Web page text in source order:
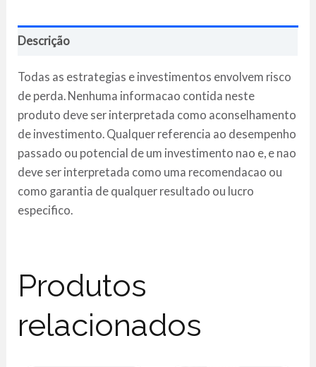
Descrição
Todas as estrategias e investimentos envolvem risco
de perda. Nenhuma informacao contida neste
produto deve ser interpretada como aconselhamento
de investimento. Qualquer referencia ao desempenho
passado ou potencial de um investimento nao e, e nao
deve ser interpretada como uma recomendacao ou
como garantia de qualquer resultado ou lucro
especifico.
Produtos
relacionados